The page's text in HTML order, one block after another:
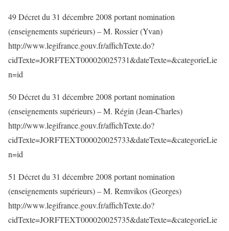
49 Décret du 31 décembre 2008 portant nomination
(enseignements supérieurs) – M. Rossier (Yvan)
http://www.legifrance.gouv.fr/affichTexte.do?
cidTexte=JORFTEXT000020025731&dateTexte=&categorieLie
n=id
50 Décret du 31 décembre 2008 portant nomination
(enseignements supérieurs) – M. Régin (Jean-Charles)
http://www.legifrance.gouv.fr/affichTexte.do?
cidTexte=JORFTEXT000020025733&dateTexte=&categorieLie
n=id
51 Décret du 31 décembre 2008 portant nomination
(enseignements supérieurs) – M. Remvikos (Georges)
http://www.legifrance.gouv.fr/affichTexte.do?
cidTexte=JORFTEXT000020025735&dateTexte=&categorieLie